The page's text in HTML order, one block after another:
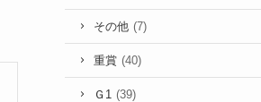
その他 (7)
重賞 (40)
Ｇ1 (39)